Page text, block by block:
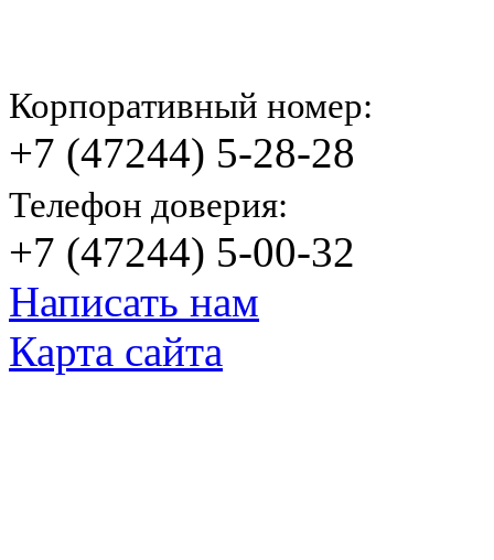
Корпоративный номер:
+7 (47244) 5-28-28
Телефон доверия:
+7 (47244) 5-00-32
Написать нам
Карта сайта